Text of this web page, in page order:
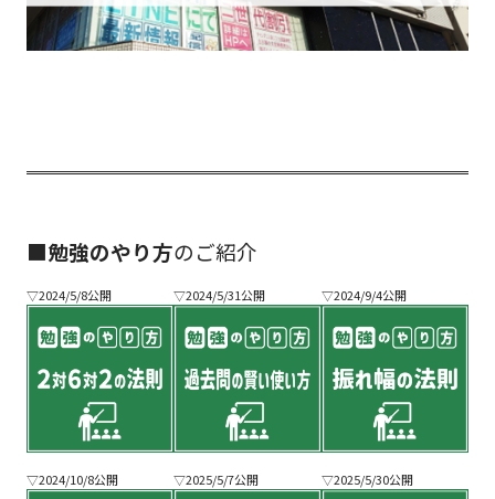
■勉強のやり方のご紹介
▽2024/5/8公開 ▽2024/5/31公開 ▽2024/9/4公開
▽2024/10/8公開 ▽2025/5/7公開 ▽2025/5/30公開